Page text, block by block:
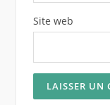
Site web